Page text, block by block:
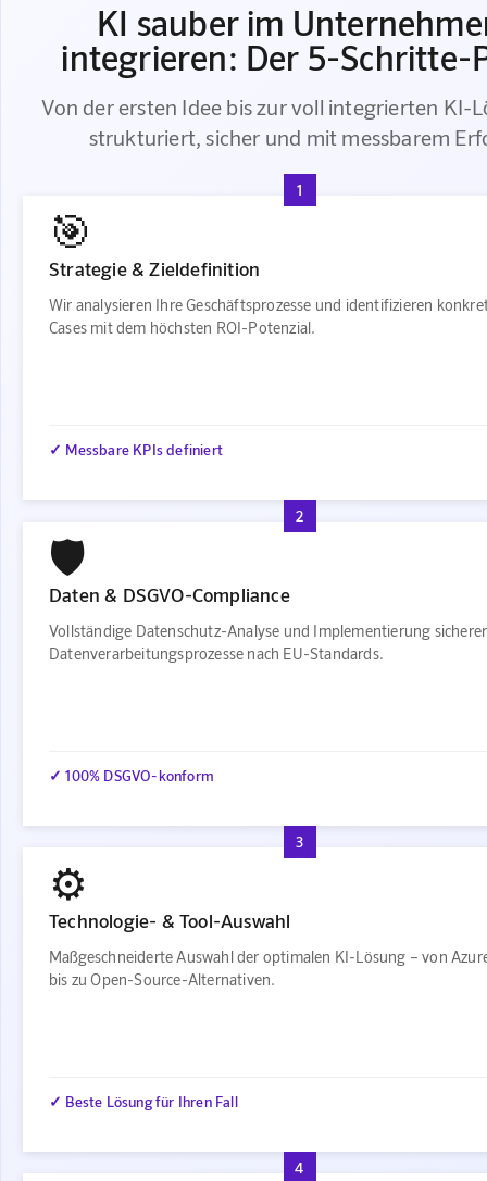
KI sauber im
integrieren: Der 5-Schritte-
Von der ersten Idee bis zur voll integrierten KI-
strukturiert, sicher und mit messbarem
1
🎯
Strategie & Zieldefinition
Wir analysieren Ihre Geschäftsprozesse und identifizieren
Cases mit dem höchsten ROI-Potenzial.
✓ Messbare KPIs definiert
2
🛡️
Daten & DSGVO-Compliance
Vollständige Datenschutz-Analyse und Implementierung sicherer
Datenverarbeitungsprozesse nach EU-Standards.
✓ 100% DSGVO-konform
3
⚙️
Technologie- & Tool-Auswahl
Maßgeschneiderte Auswahl der optimalen KI-Lösung – von
bis zu Open-Source-Alternativen.
✓ Beste Lösung für Ihren Fall
4